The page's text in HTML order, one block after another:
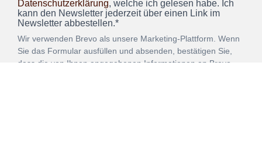
Datenschutzerklärung, welche ich gelesen habe. Ich
kann den Newsletter jederzeit über einen Link im
Newsletter abbestellen.*
Wir verwenden Brevo als unsere Marketing-Plattform. Wenn
Sie das Formular ausfüllen und absenden, bestätigen Sie,
dass die von Ihnen angegebenen Informationen an Brevo